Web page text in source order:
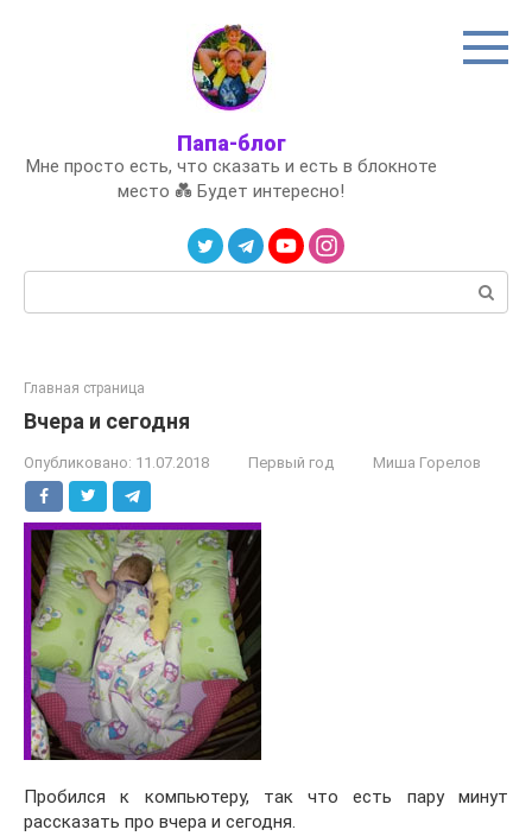
Папа-блог
Мне просто есть, что сказать и есть в блокноте
место 💑 Будет интересно!
Главная страница
Вчера и сегодня
Опубликовано: 11.07.2018 Первый год Миша Горелов
Пробился к компьютеру, так что есть пару минут
рассказать про вчера и сегодня.